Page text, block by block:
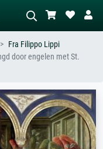
met veel rood, donker
staand naakt naast
een boom.
Fra Filippo Lippi
door engelen met St.